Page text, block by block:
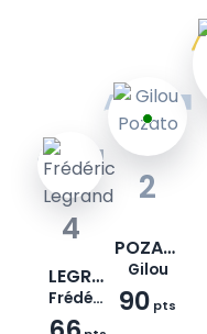
2
POZATO
Gilou
90 pts
4
LEGRAND
Frédéric